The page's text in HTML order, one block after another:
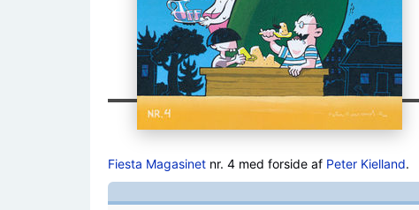
Fiesta Magasinet nr. 4 med forside af Peter Kielland.